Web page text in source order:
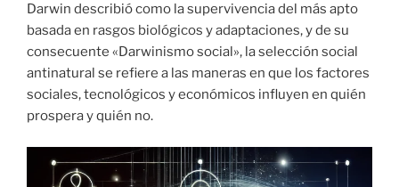
Darwin describió como la supervivencia del más apto
basada en rasgos biológicos y adaptaciones, y de su
consecuente «Darwinismo social», la selección social
antinatural se refiere a las maneras en que los factores
sociales, tecnológicos y económicos influyen en quién
prospera y quién no.